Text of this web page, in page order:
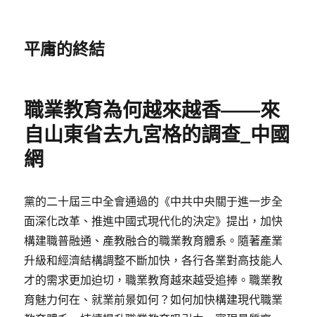
平庸的終結
職業教育為何越來越香——來
自山東省去九宮格的調查_中國
網
黨的二十屆三中全會通過的《中共中央關于進一步全
面深化改革、推進中國式現代化的決定》提出，加快
構建職普融通、產教融合的職業教育體系。隨著產業
升級和經濟結構調整不斷加快，各行各業對高技能人
才的需求更加迫切，職業教育越來越受追捧。職業教
育魅力何在、就業前景如何？如何加快構建現代職業